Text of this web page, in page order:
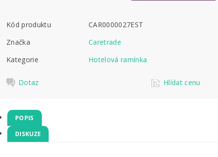
Kód produktu
CAR0000027EST
Značka
Caretrade
Kategorie
Hotelová ramínka
Dotaz Hlídat cenu
POPIS
DISKUZE